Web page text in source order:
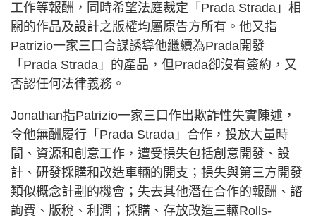
工作等報酬，同時希望法庭裁定「Prada Strada」相
關的作品及設計之版權均屬原告方所有。他又指
Patrizio一家三口合謀誘導他繼續為Prada開發
「Prada Strada」的產品，但Prada卻沒有簽約，又
否認任何法律義務。
Jonathan指Patrizio一家三口作出欺詐性失實陳述，
令他無酬履行「Prada Strada」合作，投放大量時
間、資源和創意工作，遭受損失包括創意開發、設
計、研發採購和改造車輛的開支；損失與第三方開發
類似概念計劃的機會；失去其他潛在合作的報酬、諮
詢費、版稅、利潤；採購、存放改造三輛Rolls-